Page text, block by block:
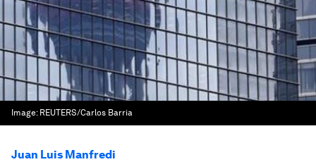
Image: REUTERS/Carlos Barria
Juan Luis Manfredi